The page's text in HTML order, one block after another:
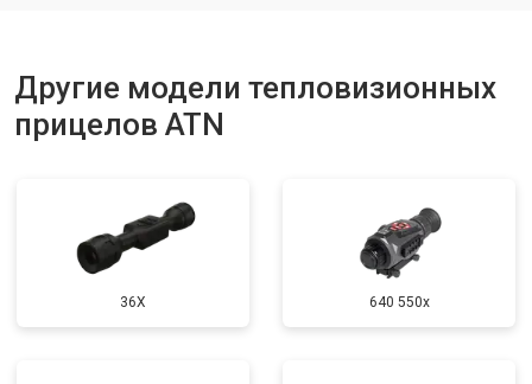
Другие модели тепловизионных
прицелов ATN
36X 640 550x